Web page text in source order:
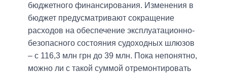
бюджетного финансирования. Изменения в
бюджет предусматривают сокращение
расходов на обеспечение эксплуатационно-
безопасного состояния судоходных шлюзов
– с 116,3 млн грн до 39 млн. Пока непонятно,
можно ли с такой суммой отремонтировать